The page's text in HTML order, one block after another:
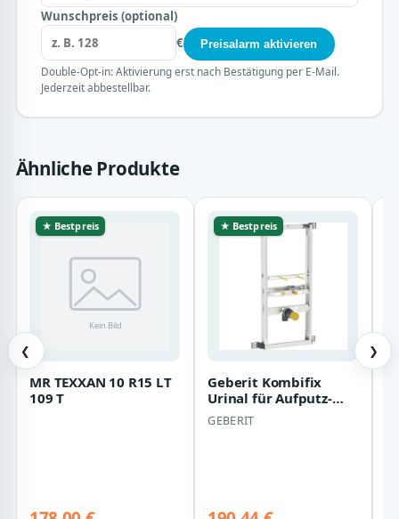
Wunschpreis (optional)
€
Preisalarm aktivieren
Double-Opt-in: Aktivierung erst nach Bestätigung per E-Mail.
Jederzeit abbestellbar.
Ähnliche Produkte
❮
★ Bestpreis
MR TEXXAN 10 R15 LT
109 T
★ Bestpreis
Geberit Kombifix
Urinal für Aufputz-
Druckspüler
457686001
GEBERIT
❯